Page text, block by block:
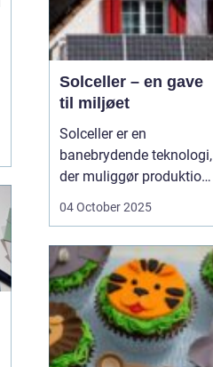
Solceller – en gave
til miljøet
Solceller er en
banebrydende teknologi,
der muliggør produktion
af elektricitet ved at
kan man omdanne
solens energi til grøn
strøm, der kan bruges til
at drive husholdni...
04 October 2025